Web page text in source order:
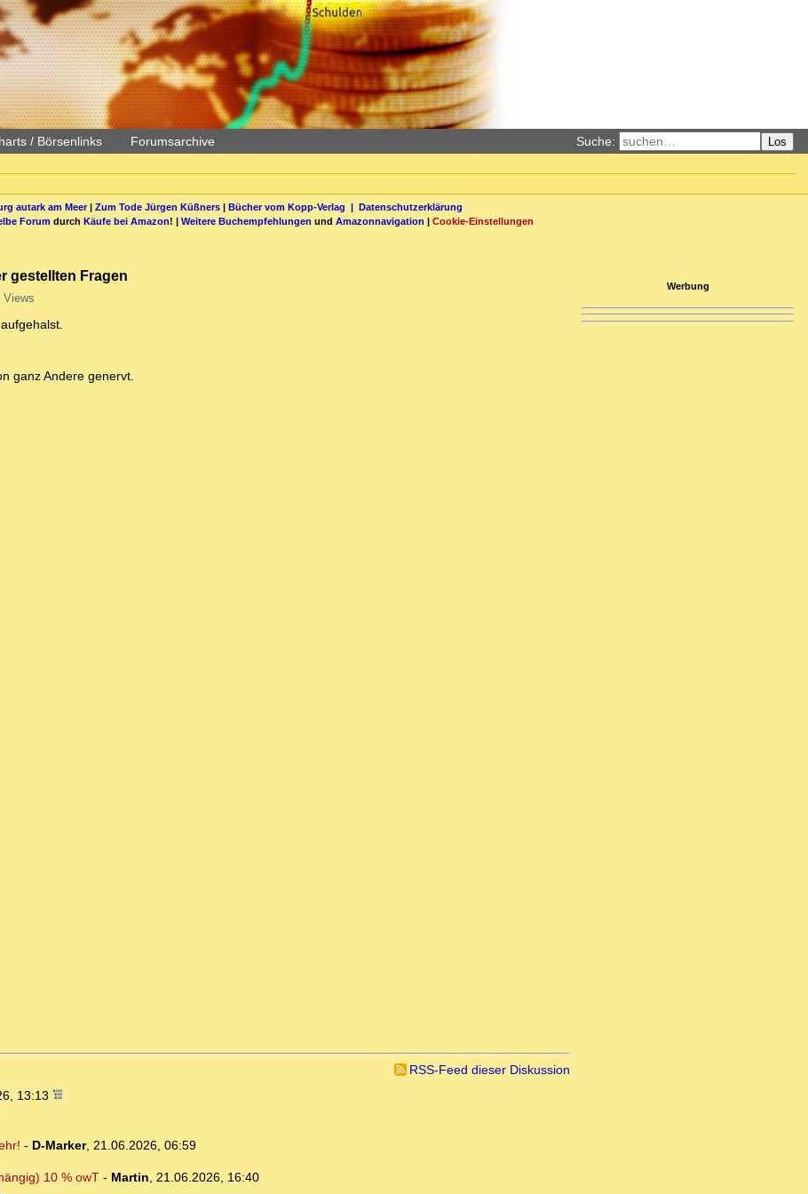
/ Börsenlinks Forumsarchive Suche: Los
autark am Meer| Zum Tode Jürgen Küßners| Bücher vom Kopp-Verlag | Datenschutzerklärung
Forum durch Käufe bei Amazon! | Weitere Buchempfehlungen und Amazonnavigation | Cookie-Einstellungen
gestellten Fragen
Views
ganz Andere genervt.
RSS-Feed dieser Diskussion
13:13
- D-Marker, 21.06.2026, 06:59
10 % owT- Martin, 21.06.2026, 16:40
Werbung